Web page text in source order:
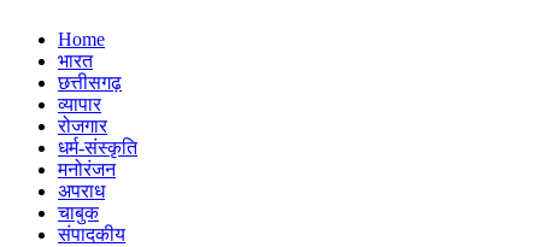
Home
भारत
छत्तीसगढ़
व्यापार
रोजगार
धर्म-संस्कृति
मनोरंजन
अपराध
चाबुक
संपादकीय